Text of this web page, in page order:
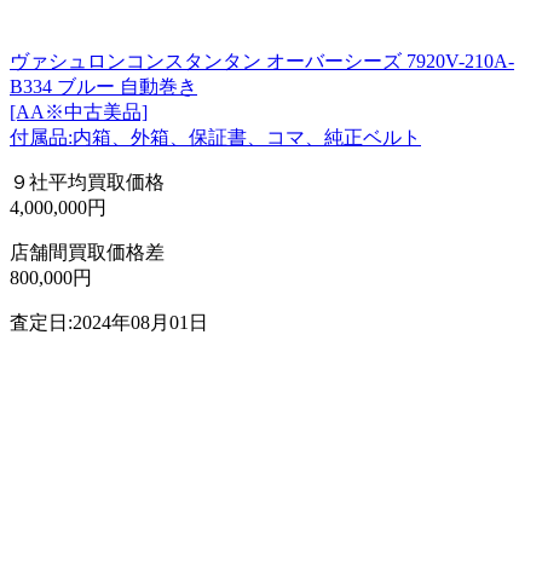
ヴァシュロンコンスタンタン オーバーシーズ 7920V-210A-
B334 ブルー 自動巻き
[AA※中古美品]
付属品:内箱、外箱、保証書、コマ、純正ベルト
９社平均買取価格
4,000,000円
店舗間買取価格差
800,000円
査定日:2024年08月01日